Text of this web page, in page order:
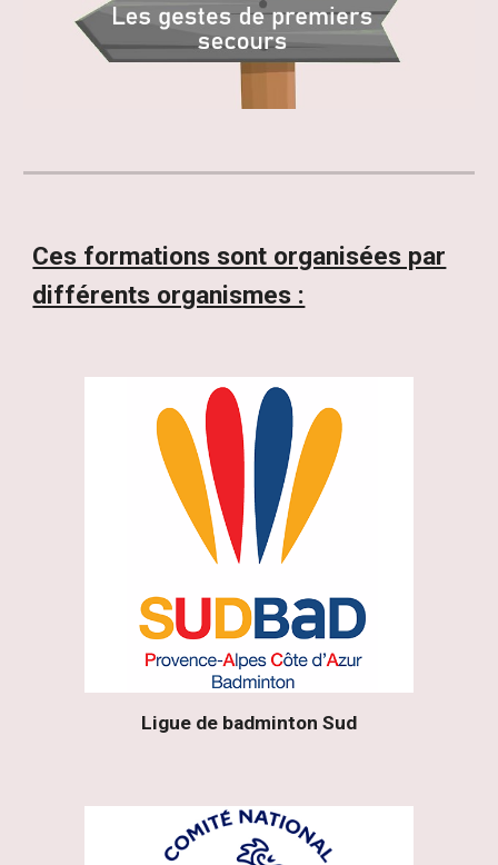
Ces formations sont organisées par
différents organismes :
Ligue de badminton Sud